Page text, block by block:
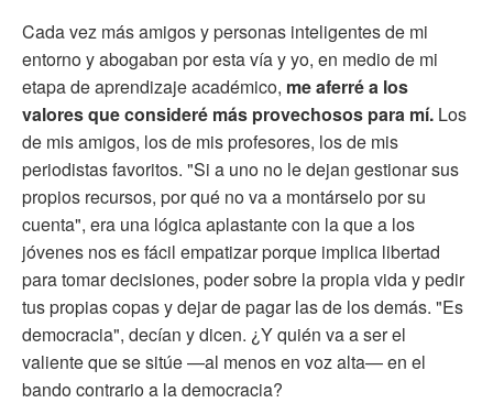
Cada vez más amigos y personas inteligentes de mi
entorno y abogaban por esta vía y yo, en medio de mi
etapa de aprendizaje académico, me aferré a los
valores que consideré más provechosos para mí. Los
de mis amigos, los de mis profesores, los de mis
periodistas favoritos. "Si a uno no le dejan gestionar sus
propios recursos, por qué no va a montárselo por su
cuenta", era una lógica aplastante con la que a los
jóvenes nos es fácil empatizar porque implica libertad
para tomar decisiones, poder sobre la propia vida y pedir
tus propias copas y dejar de pagar las de los demás. "Es
democracia", decían y dicen. ¿Y quién va a ser el
valiente que se sitúe —al menos en voz alta— en el
bando contrario a la democracia?